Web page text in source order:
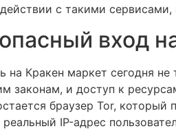
с такими сервисами,
вход
на Кракен маркет сегодня
законам, и доступ к
браузер Tor, который
IP-адрес